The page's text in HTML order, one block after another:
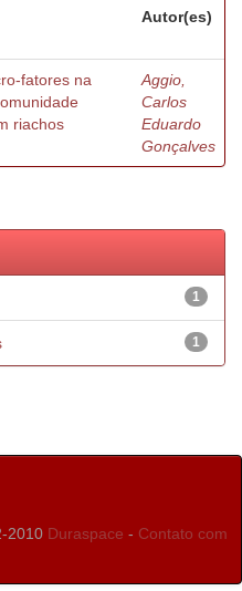
Autor(es)
fatores na
riachos
Aggio,
Carlos
Eduardo
Gonçalves
1
1
2010 Duraspace - Contato com